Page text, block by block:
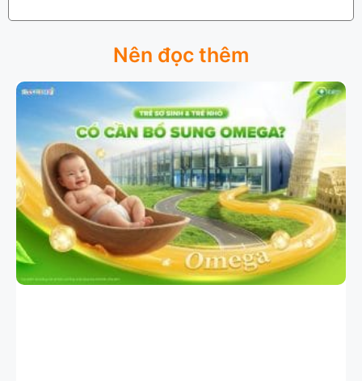
Nên đọc thêm